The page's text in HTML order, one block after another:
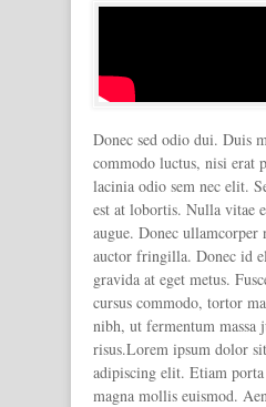
Donec sed odio dui. Duis
commodo luctus, nisi erat
lacinia odio sem nec elit.
est at lobortis. Nulla vitae
augue. Donec ullamcorper
auctor fringilla. Donec id
gravida at eget metus.
cursus commodo, tortor
nibh, ut fermentum massa
risus.Lorem ipsum dolor
adipiscing elit. Etiam porta
magna mollis euismod.